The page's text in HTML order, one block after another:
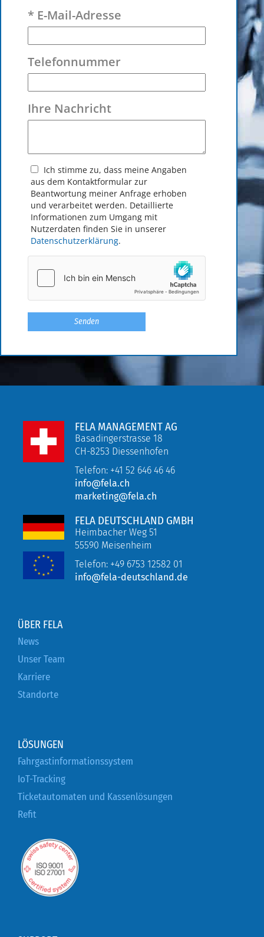
* E-Mail-Adresse
Telefonnummer
Ihre Nachricht
Ich stimme zu, dass meine Angaben
aus dem Kontakt­formular zur
Beantwortung meiner Anfrage erhoben
und verarbeitet werden. Detaillierte
Informationen zum Umgang mit
Nutzerdaten finden Sie in unserer
Datenschutzerklärung.
FELA MANAGEMENT AG
Basadingerstrasse 18
CH-8253 Diessenhofen
Telefon: +41 52 646 46 46
info@fela.ch
marketing@fela.ch
FELA DEUTSCHLAND GMBH
Heimbacher Weg 51
55590 Meisenheim
Telefon: +49 6753 12582 01
info@fela-deutschland.de
ÜBER FELA
News
Unser Team
Karriere
Standorte
LÖSUNGEN
Fahrgastinformationssystem
IoT-Tracking
Ticketautomaten und Kassenlösungen
Refit